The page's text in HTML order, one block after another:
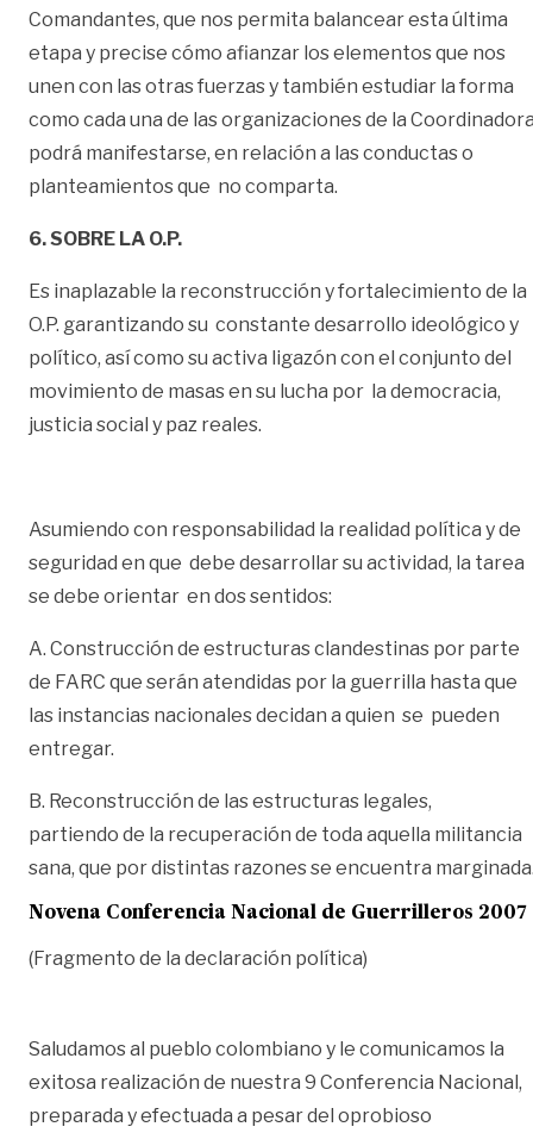
Comandantes, que nos permita balancear esta última
etapa y precise cómo afianzar los elementos que nos
unen con las otras fuerzas y también estudiar la forma
como cada una de las organizaciones de la
podrá manifestarse, en relación a las conductas o
planteamientos que no comparta.
6. SOBRE LA O.P.
Es inaplazable la reconstrucción y fortalecimiento de la
O.P. garantizando su constante desarrollo ideológico y
político, así como su activa ligazón con el conjunto del
movimiento de masas en su lucha por la democracia,
justicia social y paz reales.
Asumiendo con responsabilidad la realidad política y de
seguridad en que debe desarrollar su actividad, la tarea
se debe orientar en dos sentidos:
A. Construcción de estructuras clandestinas por parte
de FARC que serán atendidas por la guerrilla hasta que
las instancias nacionales decidan a quien se pueden
entregar.
B. Reconstrucción de las estructuras legales,
partiendo de la recuperación de toda aquella militancia
sana, que por distintas razones se encuentra
Novena Conferencia Nacional de Guerrilleros 2007
(Fragmento de la declaración política)
Saludamos al pueblo colombiano y le comunicamos la
exitosa realización de nuestra 9 Conferencia Nacional,
preparada y efectuada a pesar del oprobioso